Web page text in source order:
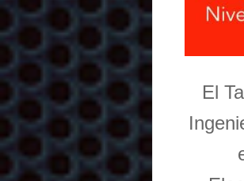
El